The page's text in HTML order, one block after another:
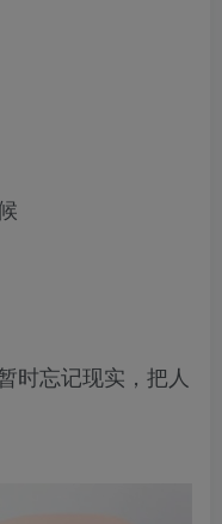
时忘记现实，把人